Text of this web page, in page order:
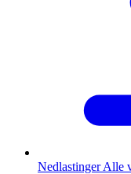
Nedlastinger Alle